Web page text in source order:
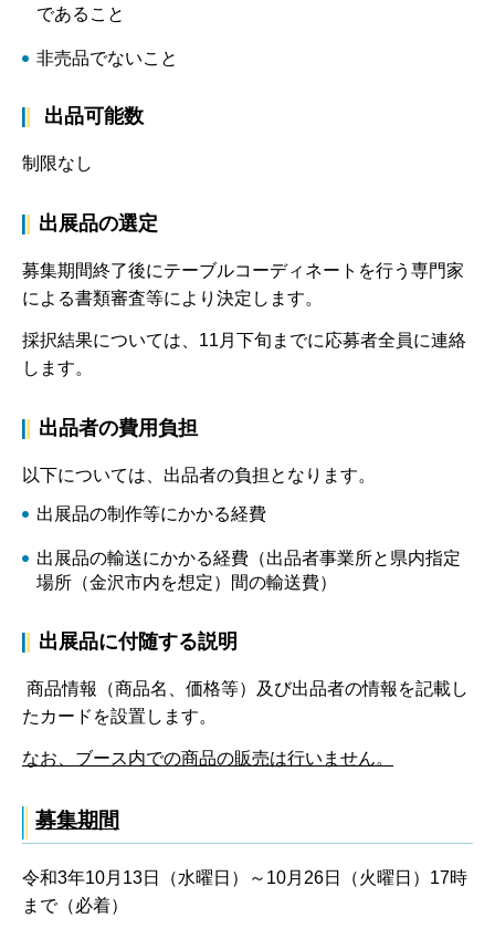
であること
非売品でないこと
出品可能数
制限なし
出展品の選定
募集期間終了後にテーブルコーディネートを行う専門家
による書類審査等により決定します。
採択結果については、11月下旬までに応募者全員に連絡
します。
出品者の費用負担
以下については、出品者の負担となります。
出展品の制作等にかかる経費
出展品の輸送にかかる経費（出品者事業所と県内指定
場所（金沢市内を想定）間の輸送費）
出展品に付随する説明
商品情報（商品名、価格等）及び出品者の情報を記載し
たカードを設置します。
なお、ブース内での商品の販売は行いません。
募集期間
令和3年10月13日（水曜日）～10月26日（火曜日）17時
まで（必着）